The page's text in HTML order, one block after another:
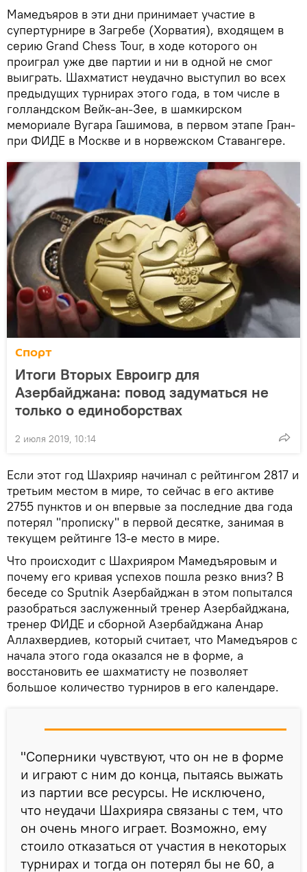
Мамедъяров в эти дни принимает участие в
супертурнире в Загребе (Хорватия), входящем в
серию Grand Chess Tour, в ходе которого он
проиграл уже две партии и ни в одной не смог
выиграть. Шахматист неудачно выступил во всех
предыдущих турнирах этого года, в том числе в
голландском Вейк-ан-Зее, в шамкирском
мемориале Вугара Гашимова, в первом этапе Гран-
при ФИДЕ в Москве и в норвежском Ставангере.
Спорт
Итоги Вторых Евроигр для
Азербайджана: повод задуматься не
только о единоборствах
2 июля 2019, 10:14
Если этот год Шахрияр начинал с рейтингом 2817 и
третьим местом в мире, то сейчас в его активе
2755 пунктов и он впервые за последние два года
потерял "прописку" в первой десятке, занимая в
текущем рейтинге 13-е место в мире.
Что происходит с Шахрияром Мамедъяровым и
почему его кривая успехов пошла резко вниз? В
беседе со Sputnik Азербайджан в этом попытался
разобраться заслуженный тренер Азербайджана,
тренер ФИДЕ и сборной Азербайджана Анар
Аллахвердиев, который считает, что Мамедъяров с
начала этого года оказался не в форме, а
восстановить ее шахматисту не позволяет
большое количество турниров в его календаре.
"Соперники чувствуют, что он не в форме
и играют с ним до конца, пытаясь выжать
из партии все ресурсы. Не исключено,
что неудачи Шахрияра связаны с тем, что
он очень много играет. Возможно, ему
стоило отказаться от участия в некоторых
турнирах и тогда он потерял бы не 60, а